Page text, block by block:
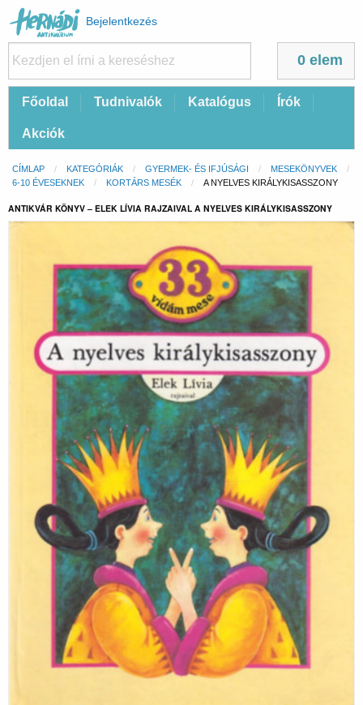
Felhasználói
fiók
menüje
Bejelentkezés
0 elem
FőFőoldal Tudnivalók Katalógus Írók
Akciók
Morzsa
CÍMLAP KATEGÓRIÁK GYERMEK- ÉS IFJÚSÁGI
MESEKÖNYVEK
6-10 ÉVESEKNEK
KORTÁRS MESÉK CURRENT:
A NYELVES KIRÁLYKISASSZONY
ANTIKVÁR KÖNYV – ELEK LÍVIA RAJZAIVAL A NYELVES KIRÁLYKISASSZONY